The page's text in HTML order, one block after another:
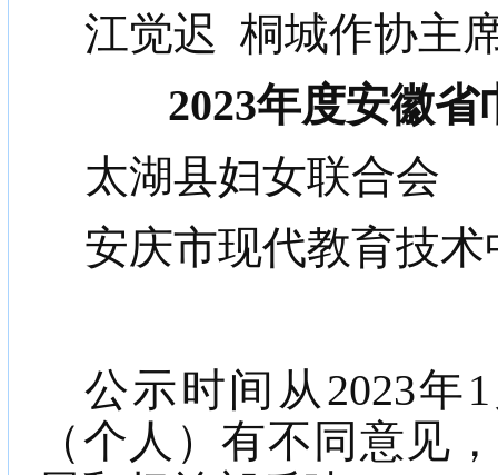
江觉迟 桐城作协主
2023年度安徽
太湖县妇女联合会
安庆市现代教育技术
公示时间从2023年
（个人）有不同意见